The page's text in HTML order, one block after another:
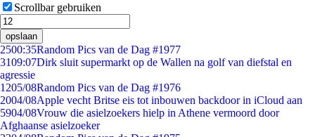
Scrollbar gebruiken
opslaan
2500:35Random Pics van de Dag #1977
3109:07Dirk sluit supermarkt op de Wallen na golf van diefstal en
agressie
1205/08Random Pics van de Dag #1976
2004/08Apple vecht Britse eis tot inbouwen backdoor in iCloud aan
5904/08Vrouw die asielzoekers hielp in Athene vermoord door
Afghaanse asielzoeker